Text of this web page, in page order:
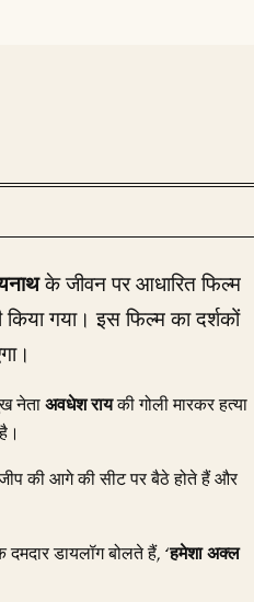
के जीवन पर आधारित फिल्म
गया। इस फिल्म का दर्शकों
नेताअवधेश रायकी गोली मारकर हत्या
की आगे की सीट पर बैठे होते हैं और
दमदार डायलॉग बोलते हैं, ‘हमेशा अक्ल